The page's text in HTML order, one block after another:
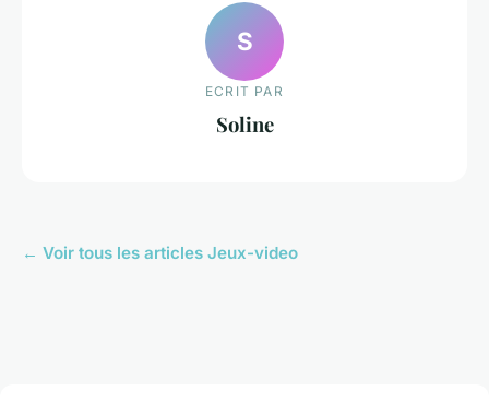
S
ECRIT PAR
Soline
← Voir tous les articles Jeux-video